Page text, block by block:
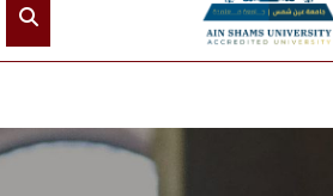
الرئيسيـة